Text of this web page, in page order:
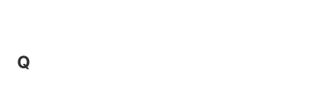
Q